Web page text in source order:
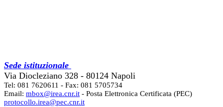
Sede istituzionale
Via Diocleziano 328 - 80124 Napoli
Tel: 081 7620611 - Fax: 081 5705734
Email: mbox@irea.cnr.it - Posta Elettronica Certificata (PEC)
protocollo.irea@pec.cnr.it